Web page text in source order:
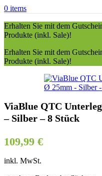
0 items
Erhalten Sie mit dem
Produkte (inkl. Sale)!
Erhalten Sie mit dem
Produkte (inkl. Sale)!
ViaBlue QTC
– Silber – 8 Stück
109,99 €
inkl. MwSt.